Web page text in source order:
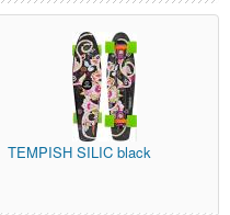
TEMPISH SILIC black